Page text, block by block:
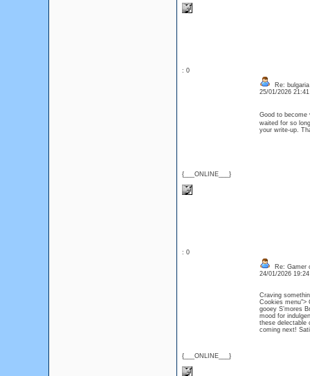
: 0
{___ONLINE___}
Re:
25/01/2026
Good to become
waited for so
your write-up.
: 0
{___ONLINE___}
Re: Gamer
24/01/2026
Craving
Cookies menu">
gooey S’mores
mood for
these delectable
coming next!